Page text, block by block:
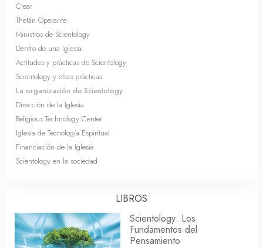
Clear
Thetán Operante
Ministros de Scientology
Dentro de una Iglesia
Actitudes y prácticas de Scientology
Scientology y otras prácticas
La organización de Scientology
Dirección de la Iglesia
Religious Technology Center
Iglesia de Tecnología Espiritual
Financiación de la Iglesia
Scientology en la sociedad
LIBROS
Scientology: Los
Fundamentos del
Pensamiento